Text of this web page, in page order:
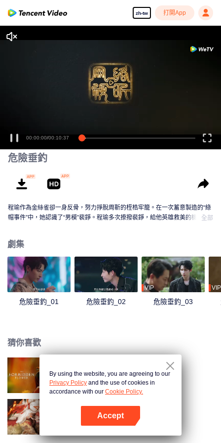
zh-tw 打開App
00:00:00/00:10:37
危險垂釣
程瑜作為金絲雀卻一身反骨，努力掙脫周靳的桎梏牢籠。在一次蓄意製造的“綠
帽事件”中，她認識了“男模”裴錚。程瑜多次撩撥裴錚，給他英雄救美的機會，
全部
劇集
危險垂釣_01 危險垂釣_02
VIP
危險垂釣_03
VIP
猜你喜歡
夏花（英語版）
玉奴嬌
By using the website, you are agreeing to our
Privacy Policy and the use of cookies in
accordance with our Cookie Policy.
Accept